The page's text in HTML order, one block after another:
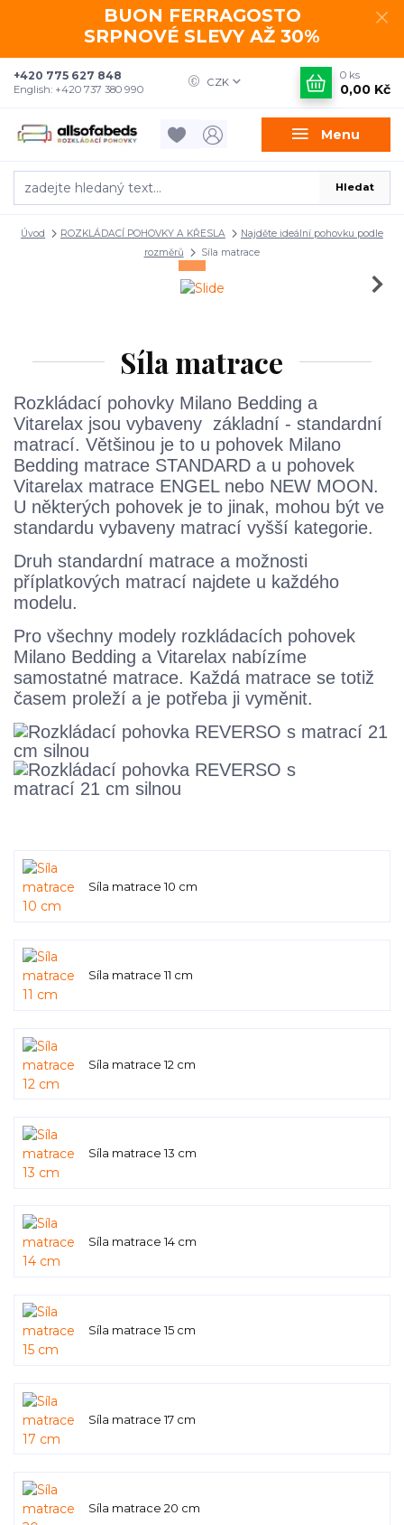
BUON FERRAGOSTO
SRPNOVÉ SLEVY AŽ 30%
Menu
CZK
Hledat
+420 775 627 848
English: +420 737 380 990
0 ks
0,00 Kč
Úvod ROZKLÁDACÍ POHOVKY A KŘESLA
Najděte ideální pohovku podle
rozměrů
Síla matrace
Síla matrace
Rozkládací pohovky Milano Bedding a
Vitarelax jsou vybaveny základní - standardní
matrací. Většinou je to u pohovek Milano
Bedding matrace STANDARD a u pohovek
Vitarelax matrace ENGEL nebo NEW MOON.
U některých pohovek je to jinak, mohou být ve
standardu vybaveny matrací vyšší kategorie.
Druh standardní matrace a možnosti
příplatkových matrací najdete u každého
modelu.
Pro všechny modely rozkládacích pohovek
Milano Bedding a Vitarelax nabízíme
samostatné matrace. Každá matrace se totiž
časem proleží a je potřeba ji vyměnit.
Síla matrace 10 cm
Síla matrace 11 cm
Síla matrace 12 cm
Síla matrace 13 cm
Síla matrace 14 cm
Síla matrace 15 cm
Síla matrace 17 cm
Síla matrace 20 cm